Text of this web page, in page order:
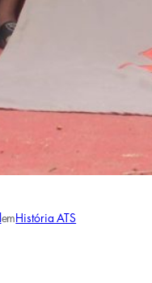
em História ATS